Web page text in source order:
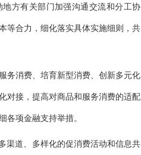
地方有关部门加强沟通交流和分工协
等合力，细化落实具体实施细则，共
务消费、培育新型消费、创新多元化
对接，提高对商品和服务消费的适配
各项金融支持举措。
渠道、多样化的促消费活动和信息共